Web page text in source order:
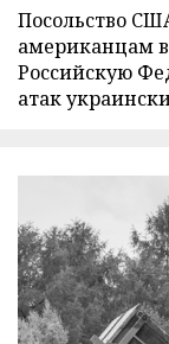
Посольство
американцам
Российскую
атак